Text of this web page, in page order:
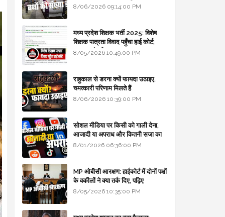
8/06/2026 09:14:00 PM
मध्य प्रदेश शिक्षक भर्ती 2025: विशेष
शिक्षक पात्रता विवाद पहुँचा हाई कोर्ट;
सरकार से माँगा जवाब
8/05/2026 10:49:00 PM
राहुकाल से डरना क्यों फायदा उठाइए,
चमत्कारी परिणाम मिलते हैं
8/06/2026 10:39:00 PM
सोशल मीडिया पर किसी को गाली देना,
आजादी या अपराध और कितनी सजा का
प्रावधान - free legal advice
8/01/2026 06:36:00 PM
MP ओबीसी आरक्षण: हाईकोर्ट में दोनों पक्षों
के वकीलों ने क्या तर्क दिए, पढ़िए
8/05/2026 10:35:00 PM